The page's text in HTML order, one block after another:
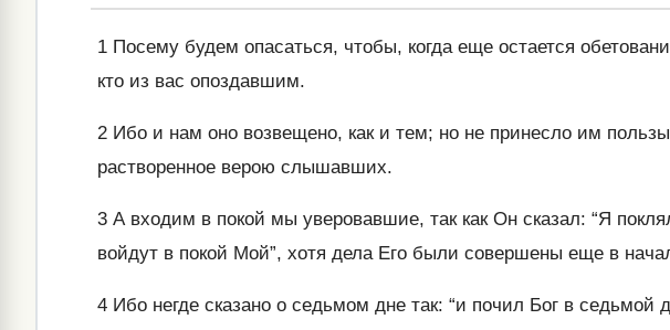
1 Посему будем опасаться, чтобы, когда еще остается
кто из вас опоздавшим.
2 Ибо и нам оно возвещено, как и тем; но не принесло им
растворенное верою слышавших.
3 А входим в покой мы уверовавшие, так как Он сказал: “Я
войдут в покой Мой”, хотя дела Его были совершены еще в
4 Ибо негде сказано о седьмом дне так: “и почил Бог в седьмой